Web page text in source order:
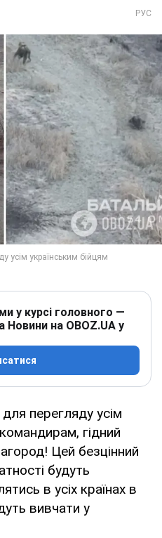
РУС
у курсі головного —
Новини на OBOZ.UA у
перегляду усім
гідний
Цей безцінний
будуть
в усіх країнах в
вивчати у